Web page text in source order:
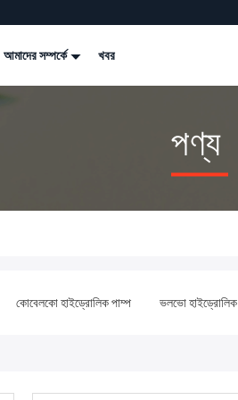
আমাদের সম্পর্কে খবর
পণ্য
কোবেলকো হাইড্রোলিক পাম্প ভলভো হাইড্রোলিক